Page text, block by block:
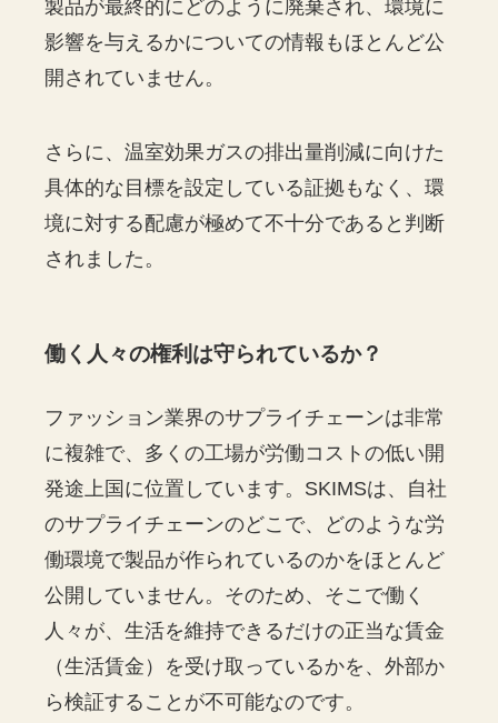
製品が最終的にどのように廃棄され、環境に
影響を与えるかについての情報もほとんど公
開されていません。
さらに、温室効果ガスの排出量削減に向けた
具体的な目標を設定している証拠もなく、環
境に対する配慮が極めて不十分であると判断
されました。
働く人々の権利は守られているか？
ファッション業界のサプライチェーンは非常
に複雑で、多くの工場が労働コストの低い開
発途上国に位置しています。SKIMSは、自社
のサプライチェーンのどこで、どのような労
働環境で製品が作られているのかをほとんど
公開していません。そのため、そこで働く
人々が、生活を維持できるだけの正当な賃金
（生活賃金）を受け取っているかを、外部か
ら検証することが不可能なのです。